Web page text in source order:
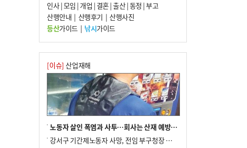
9
지역 상권도 말라죽을 판이라…가뭄 속 밀
양물축제 강행 논란
10 탄소흡수력 높여 폭염 대응…부산 도시숲
지도 다시 그린다
인사|모임 | 개업 | 결혼|출산|동정 |부고
산행안내 | 산행후기 | 산행사진
등산가이드| 낚시가이드
[이슈] 산업재해
노동자 살인 폭염과 사투…회사는 산재 예방·전기료 절감 전력
강서구 기간제노동자 사망, 전임 부구청장 檢 송치